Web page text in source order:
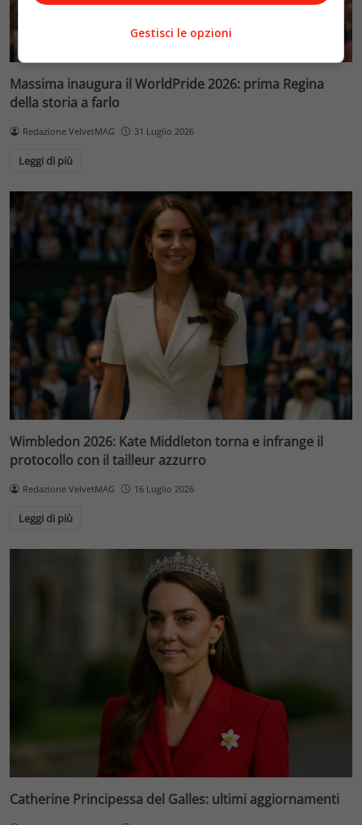
Massima inaugura il WorldPride 2026: prima Regina
della storia a farlo
Redazione VelvetMAG 31 Luglio 2026
Leggi di più
Wimbledon 2026: Kate Middleton torna e infrange il
protocollo con il tailleur azzurro
Redazione VelvetMAG 16 Luglio 2026
Leggi di più
Catherine Principessa del Galles: ultimi aggiornamenti
Gestisci le opzioni